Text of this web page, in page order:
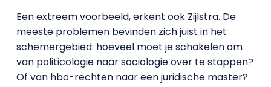
Een extreem voorbeeld, erkent ook Zijlstra. De
meeste problemen bevinden zich juist in het
schemergebied: hoeveel moet je schakelen om
van politicologie naar sociologie over te stappen?
Of van hbo-rechten naar een juridische master?